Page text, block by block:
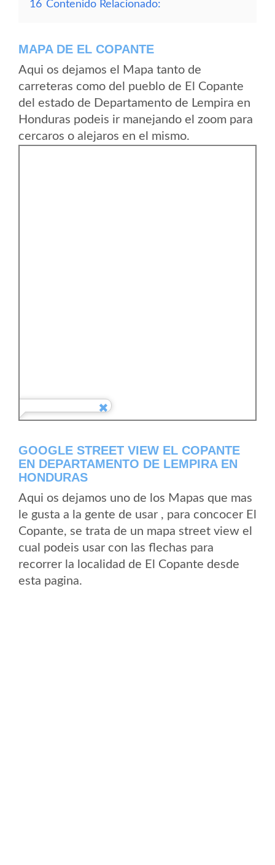
16 Contenido Relacionado:
MAPA DE EL COPANTE
Aqui os dejamos el Mapa tanto de
carreteras como del pueblo de El Copante
del estado de Departamento de Lempira en
Honduras podeis ir manejando el zoom para
cercaros o alejaros en el mismo.
GOOGLE STREET VIEW EL COPANTE
EN DEPARTAMENTO DE LEMPIRA EN
HONDURAS
Aqui os dejamos uno de los Mapas que mas
le gusta a la gente de usar , para concocer El
Copante, se trata de un mapa street view el
cual podeis usar con las flechas para
recorrer la localidad de El Copante desde
esta pagina.